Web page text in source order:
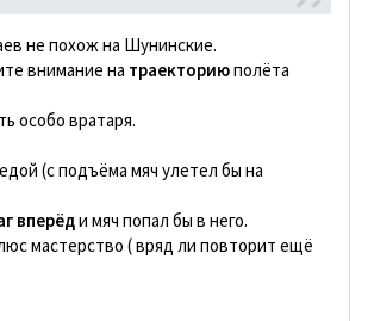
не похож на Шунинские.
внимание на траекториюполёта
особо вратаря.
(с подъёма мяч улетел бы на
вперёди мяч попал бы в него.
мастерство ( вряд ли повторит ещё